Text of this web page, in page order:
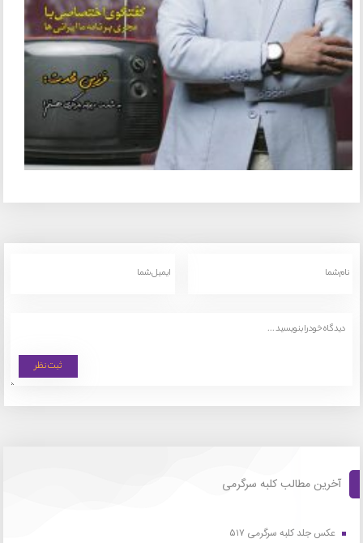
آخرین مطالب کلبه سرگرمی
عکس جلد کلبه سرگرمی ۵۱۷